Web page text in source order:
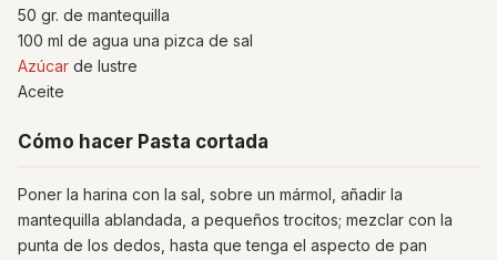
50 gr. de mantequilla
100 ml de agua una pizca de sal
Azúcar de lustre
Aceite
Cómo hacer Pasta cortada
Poner la harina con la sal, sobre un mármol, añadir la
mantequilla ablandada, a pequeños trocitos; mezclar con la
punta de los dedos, hasta que tenga el aspecto de pan